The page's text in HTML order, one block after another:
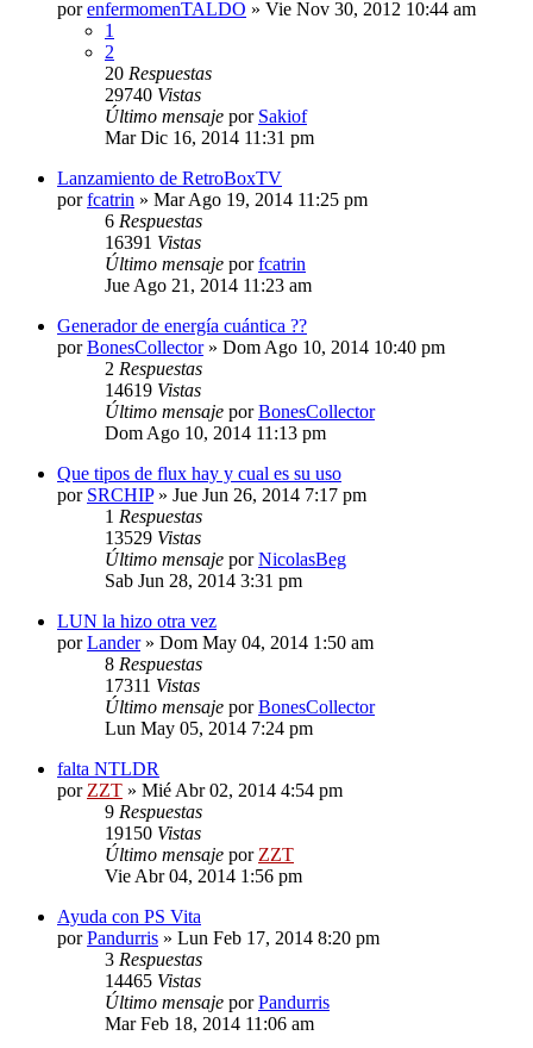
porenfermomenTALDO » Vie Nov 30, 2012 10:44 am
1
2
20 Respuestas
29740 Vistas
Último mensaje por Sakiof
Mar Dic 16, 2014 11:31 pm
Lanzamiento de RetroBoxTV
porfcatrin » Mar Ago 19, 2014 11:25 pm
6 Respuestas
16391 Vistas
Último mensaje porfcatrin
Jue Ago 21, 2014 11:23 am
Generador de energía cuántica ??
porBonesCollector» Dom Ago 10, 2014 10:40 pm
2 Respuestas
14619 Vistas
Último mensaje porBonesCollector
Dom Ago 10, 2014 11:13 pm
Que tipos de flux hay y cual es su uso
por SRCHIP» Jue Jun 26, 2014 7:17 pm
1 Respuestas
13529 Vistas
Último mensaje porNicolasBeg
Sab Jun 28, 2014 3:31 pm
LUN la hizo otra vez
porLander» Dom May 04, 2014 1:50 am
8 Respuestas
17311 Vistas
Último mensaje porBonesCollector
Lun May 05, 2014 7:24 pm
falta NTLDR
por ZZT » Mié Abr 02, 2014 4:54 pm
9 Respuestas
19150 Vistas
Último mensaje por ZZT
Vie Abr 04, 2014 1:56 pm
Ayuda con PS Vita
porPandurris » Lun Feb 17, 2014 8:20 pm
3 Respuestas
14465 Vistas
Último mensaje porPandurris
Mar Feb 18, 2014 11:06 am